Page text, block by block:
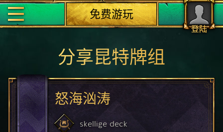
登陆
免费游玩
分享昆特牌组
怒海汹涛
skellige deck